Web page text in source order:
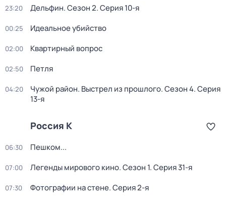
23:20 Дельфин. Сезон 2. Серия 10-я
00:25 Идеальное убийство
02:00 Квартирный вопрос
02:50 Петля
04:20 Чужой район. Выстрел из прошлого. Сезон 4. Серия
13-я
Россия К
06:30 Пешком...
07:00 Легенды мирового кино. Сезон 1. Серия 31-я
07:30 Фотографии на стене. Серия 2-я